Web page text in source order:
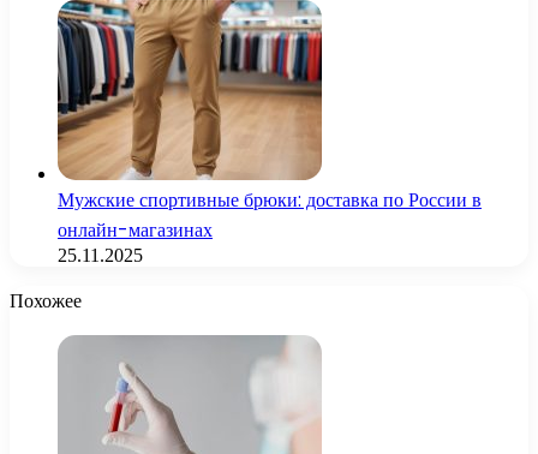
Мужские спортивные брюки: доставка по России в
онлайн-магазинах
25.11.2025
Похожее